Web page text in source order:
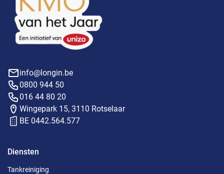
info@longin.be
0800 944 50
016 44 80 20
Wingepark 15, 3110 Rotselaar
BE 0442.564.577
Diensten
Tankreiniging